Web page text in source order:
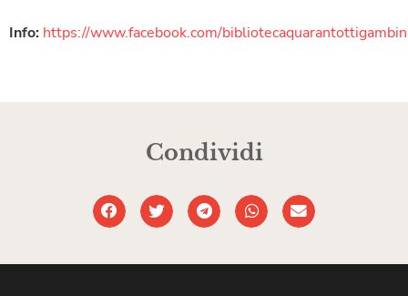
Info: https://www.facebook.com/
Condividi